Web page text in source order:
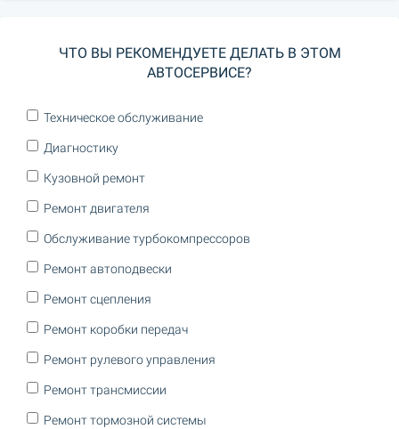
ЧТО ВЫ РЕКОМЕНДУЕТЕ ДЕЛАТЬ В ЭТОМ
АВТОСЕРВИСЕ?
Техническое обслуживание
Диагностику
Кузовной ремонт
Ремонт двигателя
Обслуживание турбокомпрессоров
Ремонт автоподвески
Ремонт сцепления
Ремонт коробки передач
Ремонт рулевого управления
Ремонт трансмиссии
Ремонт тормозной системы